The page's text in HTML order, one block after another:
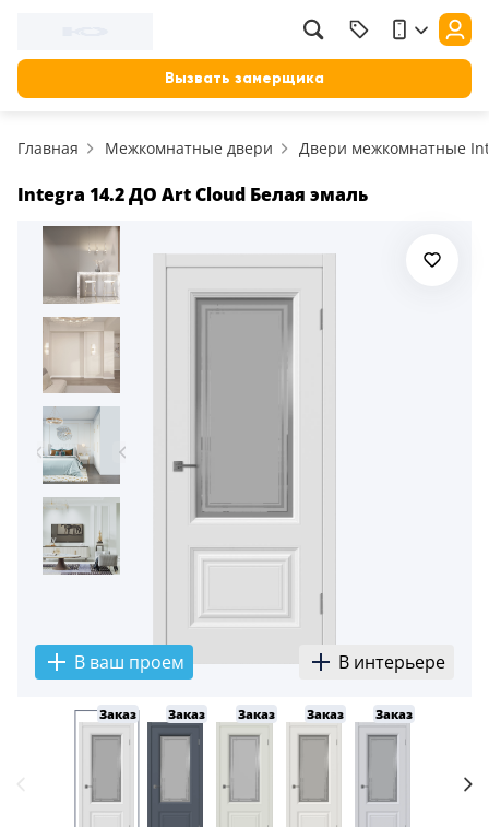
Вызвать замерщика
Главная Межкомнатные двери Двери межкомнатные
Integra 14.2 ДО Art Cloud Белая эмаль
В ваш проем В интерьере
Заказ Заказ Заказ Заказ Заказ